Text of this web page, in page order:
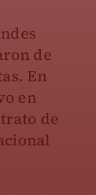
de
En
en
de